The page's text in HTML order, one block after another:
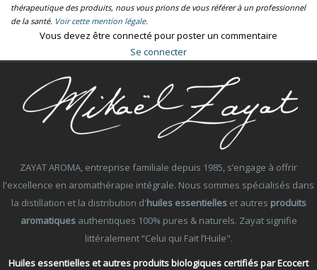
thérapeutique des produits, nous vous prions de vous référer à un professionnel
de la santé. Voir cette mention légale.
Vous devez être connecté pour poster un commentaire
Se connecter
ZAYAT AROMA, entreprise familiale depuis 1985, s’engage à offrir
l'excellence en aromathérapie intégrale. Nous sommes spécialisés dans
la distillation et la distribution d'huiles essentielleset autres produits
aromatiquesauthentiques 100% pures & naturels. Zayat signifie
littéralement “Celui qui Fait l’Huile".
Huiles essentielles et autres produits biologiques certifiés par Ecocert